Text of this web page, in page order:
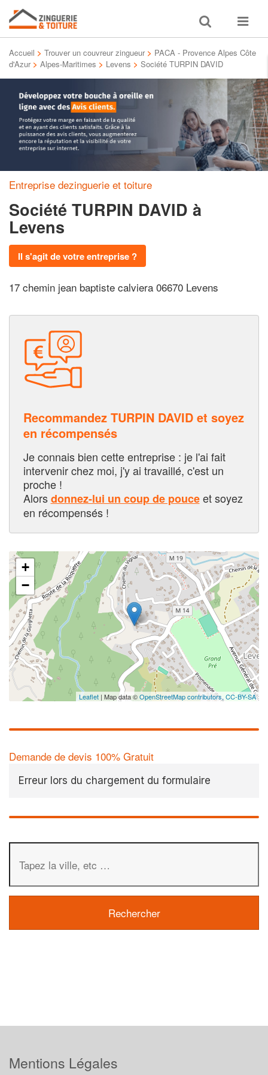
Toggle
search
Toggle
Accueil > Trouver un couvreur zingueur > PACA - Provence Alpes Côte
d'Azur > Alpes-Maritimes > Levens > Société TURPIN DAVID
Entreprise dezinguerie et toiture
Société TURPIN DAVID à
Levens
Il s'agit de votre entreprise ?
17 chemin jean baptiste calviera 06670 Levens
Recommandez TURPIN DAVID et soyez
en récompensés
Je connais bien cette entreprise : je l'ai fait
intervenir chez moi, j'y ai travaillé, c'est un
proche !
Alorsdonnez-lui un coup de pouceet soyez
en récompensés !
+
−
Leaflet | Map data ©OpenStreetMap contributors, CC-BY-SA
Demande de devis 100% Gratuit
Erreur lors du chargement du formulaire
Mentions Légales